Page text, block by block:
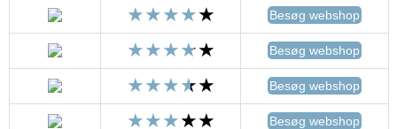
Besøg webshop
Besøg webshop
Besøg webshop
Besøg webshop